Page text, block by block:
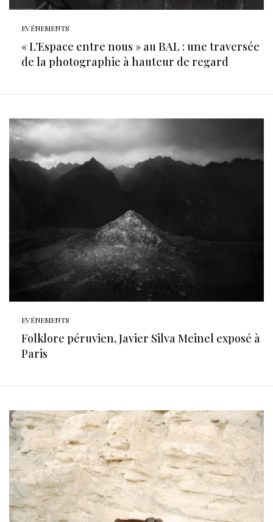
EVÉNEMENTS
« L’Espace entre nous » au BAL : une traversée
de la photographie à hauteur de regard
EVÉNEMENTS
Folklore péruvien, Javier Silva Meinel exposé à
Paris